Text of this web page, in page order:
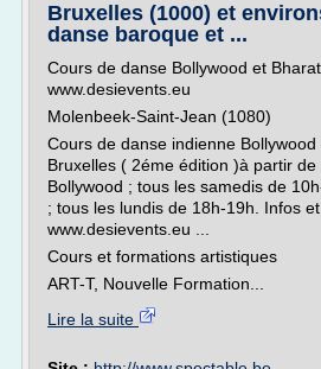
Bruxelles (1000) et
danse baroque et ...
Cours de danse Bollywood et
www.desievents.eu
Molenbeek-Saint-Jean (1080)
Cours de danse indienne
Bruxelles ( 2éme édition )à partir
Bollywood ; tous les samedis de
; tous les lundis de 18h-19h. Infos
www.desievents.eu ...
Cours et formations artistiques
ART-T, Nouvelle Formation...
Lire la suite